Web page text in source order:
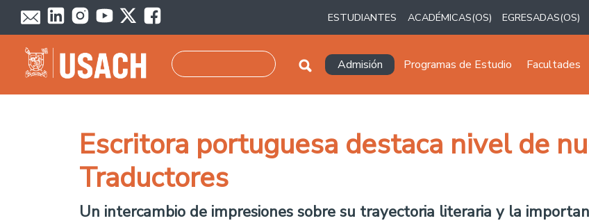
Pasar al contenido principal
ESTUDIANTES ACADÉMICAS(OS) EGRESADAS(OS)
Navegación principal
Admisión Programas de Estudio Facultades
Escritora portuguesa destaca nivel de
Traductores
Un intercambio de impresiones sobre su trayectoria literaria y la